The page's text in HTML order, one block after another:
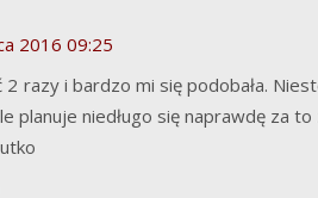
2016 09:25
2 razy i bardzo mi się podobała.
planuje niedługo się naprawdę za to